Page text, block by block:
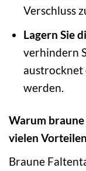
Verschluss
Lagern Sie
verhindern
austrocknet
werden.
Warum braune
vielen Vorteilen
Braune